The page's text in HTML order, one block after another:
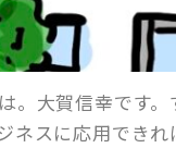
。大賀信幸です
ネスに応用でき